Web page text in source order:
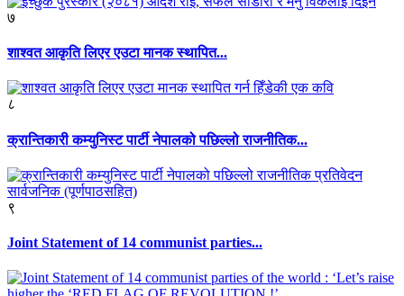
७
शाश्वत आकृति लिएर एउटा मानक स्थापित...
८
क्रान्तिकारी कम्युनिस्ट पार्टी नेपालको पछिल्लो राजनीतिक...
९
Joint Statement of 14 communist parties...